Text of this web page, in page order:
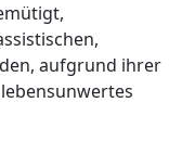
aufgrund ihrer